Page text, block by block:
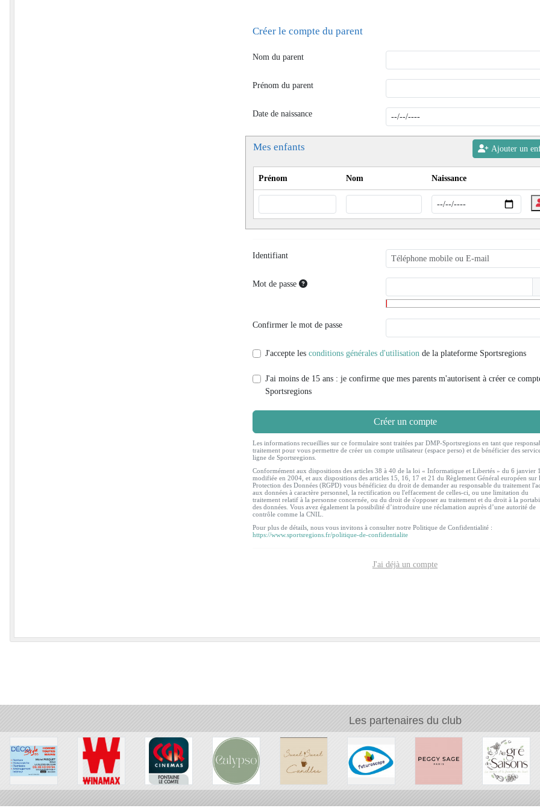
Créer le compte du parent
Nom du parent
Prénom du parent
Date de naissance
Mes enfants Ajouter un
Prénom Nom Naissance
Identifiant
Mot de passe
Confirmer le mot de passe
J'accepte les conditions générales d'utilisation de la plateforme Sportsregions
J'ai moins de 15 ans : je confirme que mes parents m'autorisent à créer ce
Sportsregions
Créer un compte
Les informations recueillies sur ce formulaire sont traitées par DMP-Sportsregions en tant que
traitement pour vous permettre de créer un compte utilisateur (espace perso) et de bénéficier des
ligne de Sportsregions.
Conformément aux dispositions des articles 38 à 40 de la loi « Informatique et Libertés » du 6 janvier
modifiée en 2004, et aux dispositions des articles 15, 16, 17 et 21 du Règlement Général européen sur
Protection des Données (RGPD) vous bénéficiez du droit de demander au responsable du traitement
aux données à caractère personnel, la rectification ou l'effacement de celles-ci, ou une limitation du
traitement relatif à la personne concernée, ou du droit de s'opposer au traitement et du droit à la
des données. Vous avez également la possibilité d’introduire une réclamation auprès d’une autorité de
contrôle comme la CNIL.
Pour plus de détails, nous vous invitons à consulter notre Politique de Confidentialité :
https://www.sportsregions.fr/politique-de-confidentialite
J'ai déjà un compte
Les partenaires du club